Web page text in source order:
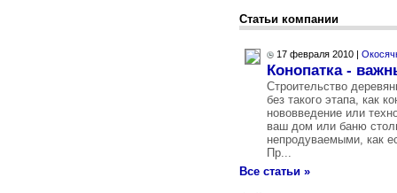
Статьи компании
17 февраля 2010 |
Конопатка -
Строительство
без такого этапа, как
нововведение или
ваш дом или баню
непродуваемыми, как
Пр...
Все статьи »